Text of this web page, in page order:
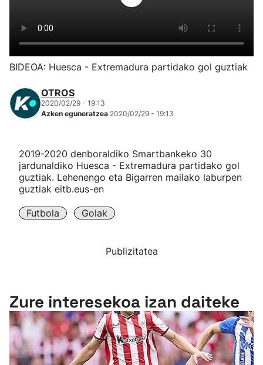
Atletismoa
Mendi-lasterketak
Kirol gehiago
"Helmuga"
BIDEOA: Huesca - Extremadura partidako gol guztiak
OTROS
2020/02/29 - 19:13
Azken eguneratzea 2020/02/29 - 19:13
2019-2020 denboraldiko Smartbankeko 30
jardunaldiko Huesca - Extremadura partidako gol
guztiak. Lehenengo eta Bigarren mailako laburpen
guztiak eitb.eus-en
Futbola Golak
Publizitatea
Zure interesekoa izan daiteke